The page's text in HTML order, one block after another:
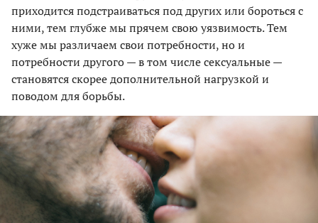
приходится подстраиваться под других или бороться с
ними, тем глубже мы прячем свою уязвимость. Тем
хуже мы различаем свои потребности, но и
потребности другого — в том числе сексуальные —
становятся скорее дополнительной нагрузкой и
поводом для борьбы.